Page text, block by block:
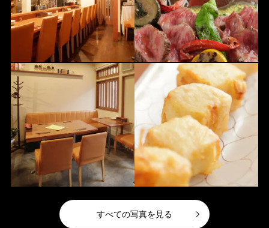
すべての写真を見る